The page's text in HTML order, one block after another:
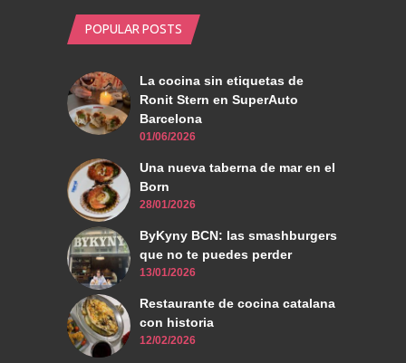
POPULAR POSTS
La cocina sin etiquetas de
Ronit Stern en SuperAuto
Barcelona
01/06/2026
Una nueva taberna de mar en el
Born
28/01/2026
ByKyny BCN: las smashburgers
que no te puedes perder
13/01/2026
Restaurante de cocina catalana
con historia
12/02/2026